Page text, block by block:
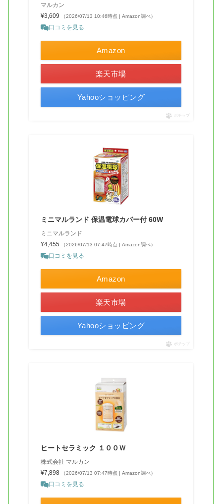
マルカン
¥3,609
（2026/07/13 10:46時点 | Amazon調べ）
口コミを見る
Amazon
楽天市場
Yahooショッピング
ポチップ
ミニマルランド 保温電球カバー付 60W
ミニマルランド
¥4,455
（2026/07/13 07:47時点 | Amazon調べ）
口コミを見る
Amazon
楽天市場
Yahooショッピング
ポチップ
ヒートセラミック １００Ｗ
株式会社 マルカン
¥7,898
（2026/07/13 07:47時点 | Amazon調べ）
口コミを見る